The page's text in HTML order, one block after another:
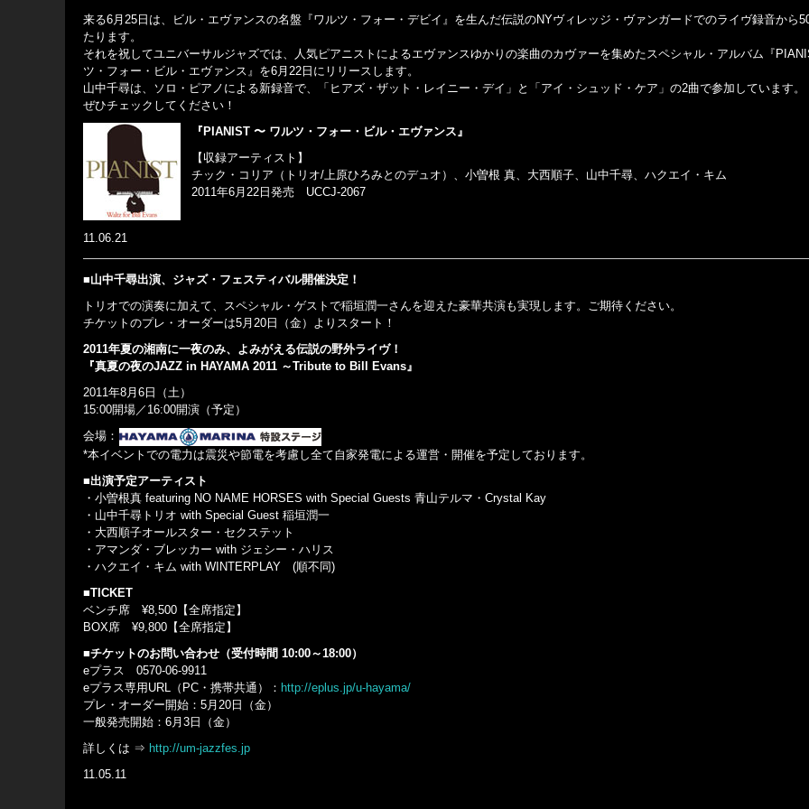
来る6月25日は、ビル・エヴァンスの名盤『ワルツ・フォー・デビイ』を生んだ伝説のNYヴィレッジ・ヴァンガードでのライヴ録音から
たります。
それを祝してユニバーサルジャズでは、人気ピアニストによるエヴァンスゆかりの楽曲のカヴァーを集めたスペシャル・アルバム『
ツ・フォー・ビル・エヴァンス』を6月22日にリリースします。
山中千尋は、ソロ・ピアノによる新録音で、「ヒアズ・ザット・レイニー・デイ」と「アイ・シュッド・ケア」の2曲で参加しています。
ぜひチェックしてください！
『PIANIST 〜 ワルツ・フォー・ビル・エヴァンス』
【収録アーティスト】
チック・コリア（トリオ/上原ひろみとのデュオ）、小曽根 真、大西順子、山中千尋、ハクエイ・キム
2011年6月22日発売 UCCJ-2067
11.06.21
■山中千尋出演、ジャズ・フェスティバル開催決定！
トリオでの演奏に加えて、スペシャル・ゲストで稲垣潤一さんを迎えた豪華共演も実現します。ご期待ください。
チケットのプレ・オーダーは5月20日（金）よりスタート！
2011年夏の湘南に一夜のみ、よみがえる伝説の野外ライヴ！
『真夏の夜のJAZZ in HAYAMA 2011 ～Tribute to Bill Evans』
2011年8月6日（土）
15:00開場／16:00開演（予定）
会場：
*本イベントでの電力は震災や節電を考慮し全て自家発電による運営・開催を予定しております。
■出演予定アーティスト
・小曽根真 featuring NO NAME HORSES with Special Guests 青山テルマ・Crystal Kay
・山中千尋トリオ with Special Guest 稲垣潤一
・大西順子オールスター・セクステット
・アマンダ・ブレッカー with ジェシー・ハリス
・ハクエイ・キム with WINTERPLAY (順不同)
■TICKET
ベンチ席 ¥8,500【全席指定】
BOX席 ¥9,800【全席指定】
■チケットのお問い合わせ（受付時間 10:00～18:00）
eプラス 0570-06-9911
eプラス専用URL（PC・携帯共通）： http://eplus.jp/u-hayama/
プレ・オーダー開始：5月20日（金）
一般発売開始：6月3日（金）
詳しくは ⇒ http://um-jazzfes.jp
11.05.11